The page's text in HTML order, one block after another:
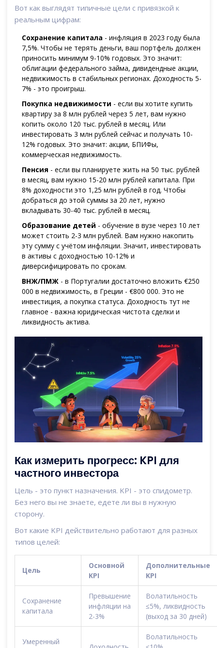
Вот как выглядят типичные цели с привязкой к
реальным цифрам:
Сохранение капитала - инфляция в 2023 году была
7,5%. Чтобы не терять деньги, ваш портфель должен
приносить минимум 9-10% годовых. Это значит:
облигации федерального займа, дивидендные акции,
недвижимость в стабильных регионах. Доходность 5-
7% - это проигрыш.
Покупка недвижимости - если вы хотите купить
квартиру за 8 млн рублей через 5 лет, вам нужно
копить около 120 тыс. рублей в месяц. Или
инвестировать 3 млн рублей сейчас и получать 10-
12% годовых. Это значит: акции, БПИФы,
коммерческая недвижимость.
Пенсия - если вы планируете жить на 50 тыс. рублей
в месяц, вам нужно 15-20 млн рублей капитала. При
8% доходности это 1,25 млн рублей в год. Чтобы
добраться до этой суммы за 20 лет, нужно
вкладывать 30-40 тыс. рублей в месяц.
Образование детей - обучение в вузе через 10 лет
может стоить 2-3 млн рублей. Вам нужно накопить
эту сумму с учётом инфляции. Значит, инвестировать
в активы с доходностью 10-12% и
диверсифицировать по срокам.
ВНЖ/ПМЖ - в Португалии достаточно вложить €250
000 в недвижимость, в Греции - €800 000. Это не
инвестиция, а покупка статуса. Доходность тут не
главное - важна юридическая чистота сделки и
ликвидность актива.
Как измерить прогресс: KPI для
частного инвестора
Цель - это пункт назначения. KPI - это спидометр.
Без него вы не знаете, едете ли вы в нужную
сторону.
Вот какие KPI действительно работают для разных
типов целей:
Цель
Основной
KPI
Дополнительные
KPI
Сохранение
капитала
Превышение
инфляции на
2-3%
Волатильность
≤5%, ликвидность
(выход за 30 дней)
Умеренный
Волатильность